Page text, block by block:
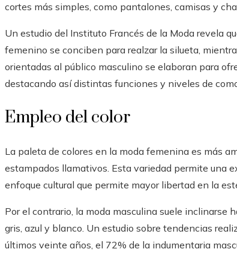
cortes más simples, como pantalones, camisas y
Un estudio del Instituto Francés de la Moda revela
femenino se conciben para realzar la silueta,
orientadas al público masculino se elaboran para
destacando así distintas funciones y niveles de
Empleo del color
La paleta de colores en la moda femenina es más
estampados llamativos. Esta variedad permite una
enfoque cultural que permite mayor libertad en la
Por el contrario, la moda masculina suele inclinarse
gris, azul y blanco. Un estudio sobre tendencias
últimos veinte años, el 72% de la indumentaria